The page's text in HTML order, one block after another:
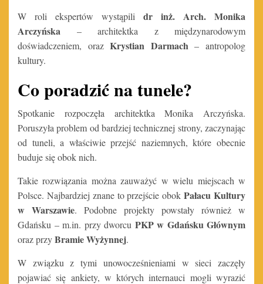
W roli ekspertów wystąpili dr inż. Arch. Monika
Arczyńska – architektka z międzynarodowym
doświadczeniem, orazKrystian Darmach – antropolog
kultury.
Co poradzić na tunele?
Spotkanie rozpoczęła architektka Monika Arczyńska.
Poruszyła problem od bardziej technicznej strony, zaczynając
od tuneli, a właściwie przejść naziemnych, które obecnie
buduje się obok nich.
Takie rozwiązania można zauważyć w wielu miejscach w
Polsce. Najbardziej znane to przejście obokPałacu Kultury
w Warszawie. Podobne projekty powstały również w
Gdańsku – m.in. przy dworcu PKP w Gdańsku Głównym
oraz przyBramie Wyżynnej.
W związku z tymi unowocześnieniami w sieci zaczęły
pojawiać się ankiety, w których internauci mogli wyrazić